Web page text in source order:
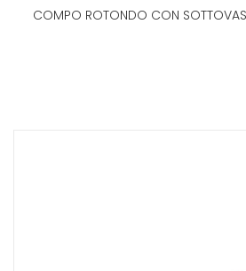
COMPO ROTONDO CON